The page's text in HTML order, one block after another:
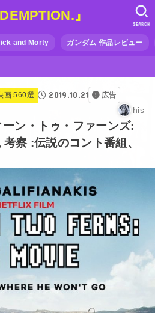
』
and Morty ガンダム 作品レビュー
SEARCH
画 560選 2019.10.21 広告
his
ン・トゥ・ファーンズ:
察 :伝説のコント番組、